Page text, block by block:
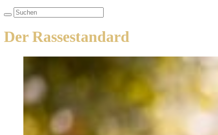
Der Rassestandard